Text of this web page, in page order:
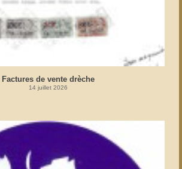
Factures de vente drèche
14 juillet 2026